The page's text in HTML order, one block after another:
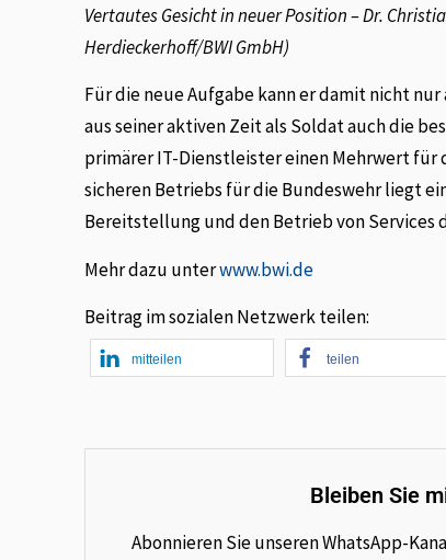
Vertautes Gesicht in neuer Position – Dr.
Herdieckerhoff/BWI GmbH)
Für die neue Aufgabe kann er damit nicht
aus seiner aktiven Zeit als Soldat auch die
primärer IT-Dienstleister einen Mehrwert für
sicheren Betriebs für die Bundeswehr liegt
Bereitstellung und den Betrieb von Services
Mehr dazu unterwww.bwi.de
Beitrag im sozialen Netzwerk teilen:
mitteilen teilen
Bleiben Sie
Abonnieren Sie unseren WhatsApp-